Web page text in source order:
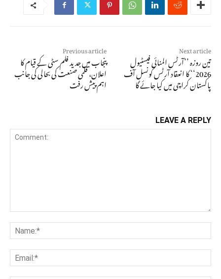
Previous article
پنجاب میں جدید فلم سٹی کے قیام کا
اعلان، فلمی صنعت کی بحالی کی جانب
اہم پیش رفت
Next article
تین روزہ ’’آرٹس المنائی فیسٹیول
2026‘‘ کا انعقاد آرٹس کونسل آف
پاکستان کراچی میں کیا جائے گا
LEAVE A REPLY